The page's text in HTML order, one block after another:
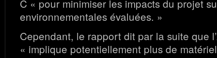
C « pour minimiser les impacts du projet
environnementales évaluées. »
Cependant, le rapport dit par la suite que
« implique potentiellement plus de